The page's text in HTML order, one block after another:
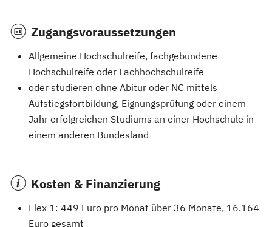
Zugangsvoraussetzungen
Allgemeine Hochschulreife, fachgebundene
Hochschulreife oder Fachhochschulreife
oder studieren ohne Abitur oder NC mittels
Aufstiegsfortbildung, Eignungsprüfung oder einem
Jahr erfolgreichen Studiums an einer Hochschule in
einem anderen Bundesland
Kosten & Finanzierung
Flex 1: 449 Euro pro Monat über 36 Monate, 16.164
Euro gesamt